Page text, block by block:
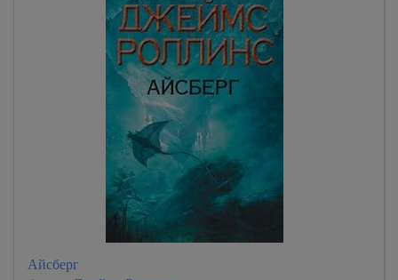
Айсберг